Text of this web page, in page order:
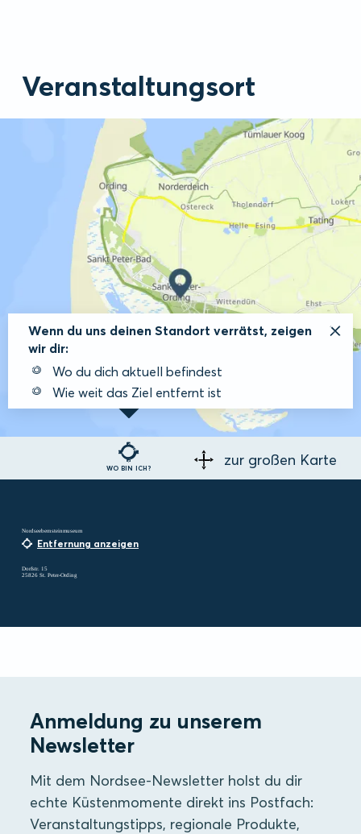
Veranstaltungsort
WO BIN ICH?
Wenn du uns deinen Standort verrätst, zeigen
wir dir:
Wo du dich aktuell befindest
Wie weit das Ziel entfernt ist
zur großen Karte
Nordseebernsteinmuseum
Entfernung anzeigen
Dorfstr. 15
25826 St. Peter-Ording
Anmeldung zu unserem
Newsletter
Mit dem Nordsee-Newsletter holst du dir
echte Küstenmomente direkt ins Postfach:
Veranstaltungstipps, regionale Produkte,